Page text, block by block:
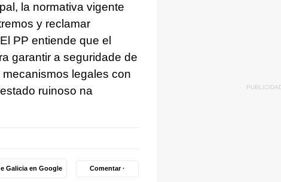
la normativa vigente
y reclamar
PP entiende que el
garantir a seguridade de
legales con
ruinoso na
Galicia en Google Comentar ·